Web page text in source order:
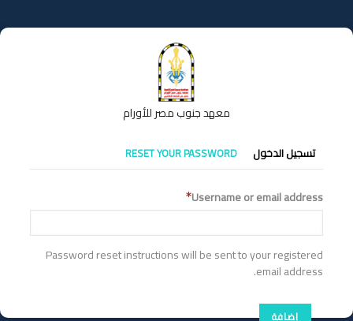
إلى
المحتوى
معهد جنوب مصر للأورام
التبويبات
الأساسية
تسجيل الدخول RESET YOUR PASSWORD
Username or email address
Password reset instructions will be sent to your registered
email address.